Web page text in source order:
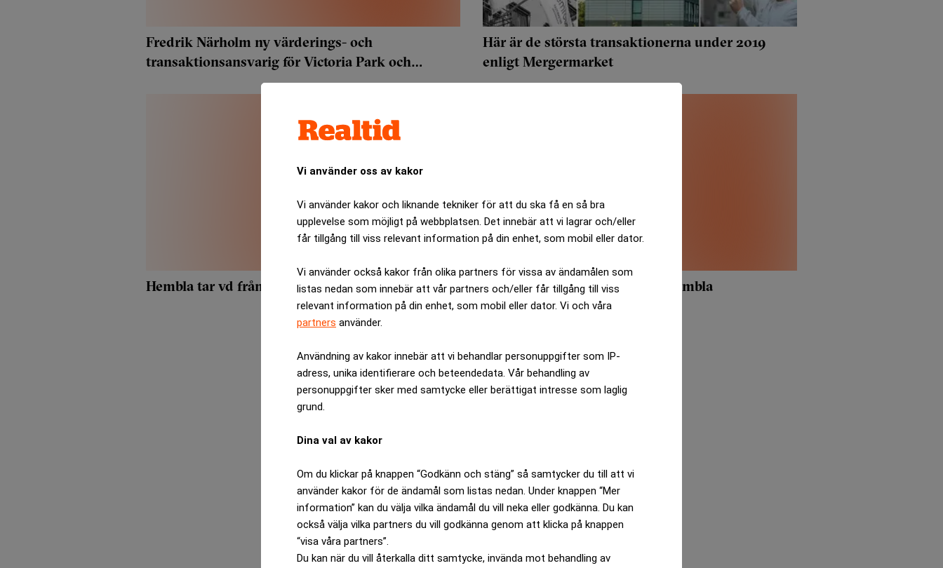
Vi använder oss av kakor
Vi använder kakor och liknande tekniker för att du ska få en så bra
upplevelse som möjligt på webbplatsen. Det innebär att vi lagrar och/eller
får tillgång till viss relevant information på din enhet, som mobil eller dator.
Vi använder också kakor från olika partners för vissa av ändamålen som
listas nedan som innebär att vår partners och/eller får tillgång till viss
relevant information på din enhet, som mobil eller dator. Vi och våra
partners använder.
Användning av kakor innebär att vi behandlar personuppgifter som IP-
adress, unika identifierare och beteendedata. Vår behandling av
personuppgifter sker med samtycke eller berättigat intresse som laglig
grund.
Dina val av kakor
Om du klickar på knappen “Godkänn och stäng” så samtycker du till att vi
använder kakor för de ändamål som listas nedan. Under knappen “Mer
information” kan du välja vilka ändamål du vill neka eller godkänna. Du kan
också välja vilka partners du vill godkänna genom att klicka på knappen
“visa våra partners”.
Du kan när du vill återkalla ditt samtycke, invända mot behandling av
Fredrik Närholm ny värderings- och
transaktionsansvarig för Victoria Park och
Här är de största transaktionerna under 2019
enligt Mergermarket
Hembla tar vd från Victoria Park Slättö värvar toppchefer från Hembla
ANNONS